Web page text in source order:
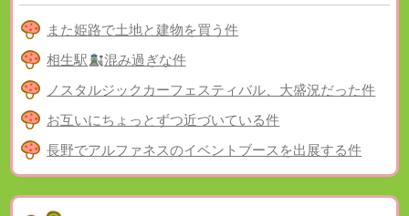
また姫路で土地と建物を買う件
相生駅
混み過ぎな件
ノスタルジックカーフェスティバル、大盛況だった件
お互いにちょっとずつ近づいている件
長野でアルファネスのイベントブースを出展する件